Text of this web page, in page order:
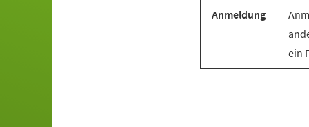
Anmeldung
ein